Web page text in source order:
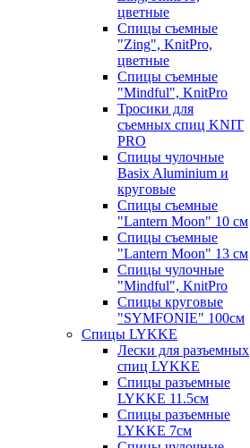
цветные
Спицы съемные
"Zing", KnitPro,
цветные
Спицы съемные
"Mindful", KnitPro
Тросики для
съемных спиц KNIT
PRO
Спицы чулочные
Basix Aluminium и
круговые
Спицы съемные
"Lantern Moon" 10 см
Спицы съемные
"Lantern Moon" 13 см
Спицы чулочные
"Mindful", KnitPro
Спицы круговые
"SYMFONIE" 100см
Спицы LYKKE
Лески для разъемных
спиц LYKKE
Спицы разъемные
LYKKE 11.5см
Спицы разъемные
LYKKE 7см